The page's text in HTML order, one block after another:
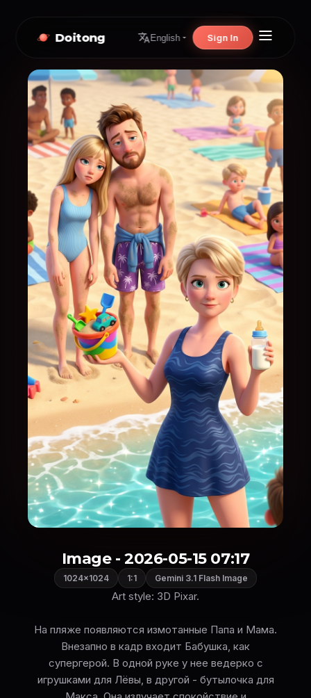
Doitong English Sign In
Image - 2026-05-15 07:17
1024×1024 1:1 Gemini 3.1 Flash Image
Art style: 3D Pixar.
На пляже появляются измотанные Папа и Мама.
Внезапно в кадр входит Бабушка, как
супергерой. В одной руке у нее ведерко с
игрушками для Лёвы, в другой - бутылочка для